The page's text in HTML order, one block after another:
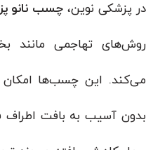
در پزشکی نوین، چسب نانو
روش‌های تهاجمی مانند
می‌کند. این چسب‌ها امکان
بدون آسیب به بافت اطراف